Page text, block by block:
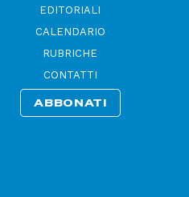
EDITORIALI
CALENDARIO
RUBRICHE
CONTATTI
ABBONATI